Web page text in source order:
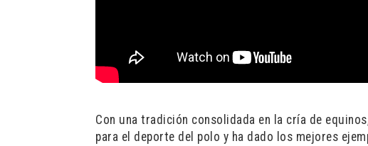
Con una tradición consolidada en la cría de
para el deporte del polo y ha dado los mejores